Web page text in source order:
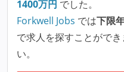
1400万円 でした。
Forkwell Jobs では下限
で求人を探すことがで
い。